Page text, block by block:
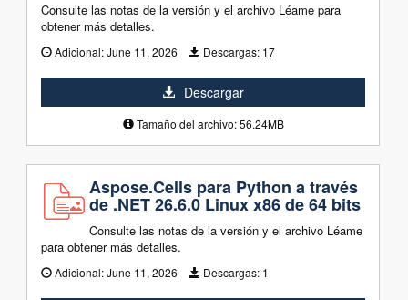
Consulte las notas de la versión y el archivo Léame para
obtener más detalles.
Adicional:June 11, 2026 Descargas: 17
Descargar
Tamaño del archivo: 56.24MB
Aspose.Cells para Python a través
de .NET 26.6.0 Linux x86 de 64 bits
Consulte las notas de la versión y el archivo Léame
para obtener más detalles.
Adicional:June 11, 2026 Descargas: 1